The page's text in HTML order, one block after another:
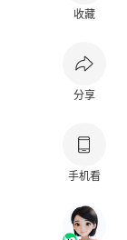
收藏
分享
手机看